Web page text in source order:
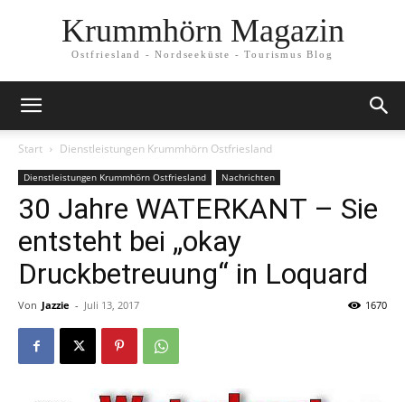
Krummhörn Magazin
Ostfriesland - Nordseeküste - Tourismus Blog
Start Dienstleistungen Krummhörn Ostfriesland
Dienstleistungen Krummhörn Ostfriesland Nachrichten
30 Jahre WATERKANT – Sie
entsteht bei „okay
Druckbetreuung“ in Loquard
Von Jazzie - Juli 13, 2017 1670